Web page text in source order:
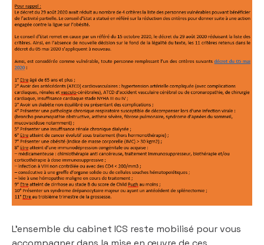
L’ensemble du cabinet ICS reste mobilisé pour vous